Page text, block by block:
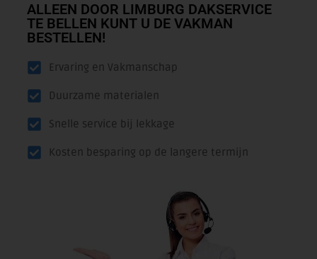
ALLEEN DOOR LIMBURG DAKSERVICE
TE BELLEN KUNT U DE VAKMAN
BESTELLEN!
Ervaring en Vakmanschap
Duurzame materialen
Snelle service bij lekkage
Kosten besparing op de langere termijn